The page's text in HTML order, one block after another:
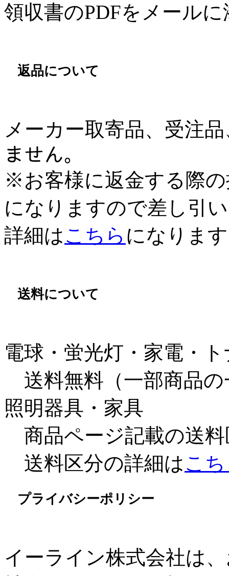
領収書のPDFをメール
返品について
メーカー取寄品、受注
ません。
※お客様に返金する際
になりますので差し引
詳細はこちら になりま
送料について
電球・蛍光灯・家電・
送料無料（一部商品の
照明器具・家具
商品ページ記載の送
送料区分の詳細はこ
プライバシーポリシー
イーライン株式会社は